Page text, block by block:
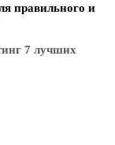
правильного и